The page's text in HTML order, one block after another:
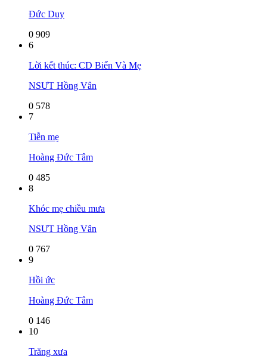
Đức Duy
0 909
6
Lời kết thúc: CD Biển Và Mẹ
NSƯT Hồng Vân
0 578
7
Tiễn mẹ
Hoàng Đức Tâm
0 485
8
Khóc mẹ chiều mưa
NSƯT Hồng Vân
0 767
9
Hồi ức
Hoàng Đức Tâm
0 146
10
Trăng xưa